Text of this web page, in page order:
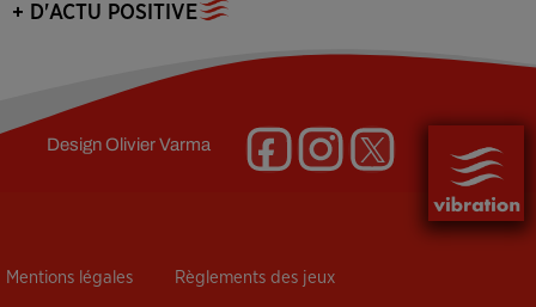
+ D'ACTU POSITIVE
DesignOlivier Varma
Mentions légales Règlements des jeux